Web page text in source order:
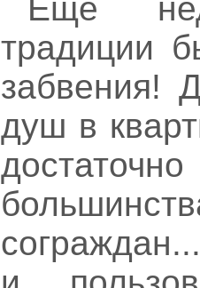
Еще
традиции
забвения!
душ в